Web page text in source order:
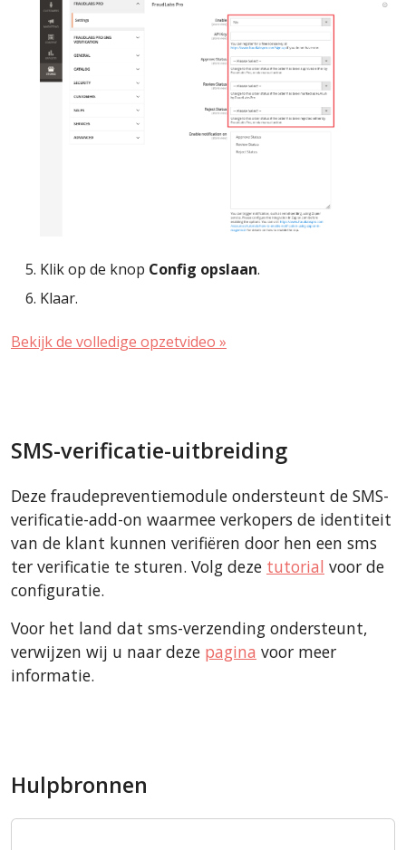
Klik op de knop Config opslaan.
Klaar.
Bekijk de volledige opzetvideo »
SMS-verificatie-uitbreiding
Deze fraudepreventiemodule ondersteunt de SMS-
verificatie-add-on waarmee verkopers de identiteit
van de klant kunnen verifiëren door hen een sms
ter verificatie te sturen. Volg deze tutorial voor de
configuratie.
Voor het land dat sms-verzending ondersteunt,
verwijzen wij u naar deze pagina voor meer
informatie.
Hulpbronnen